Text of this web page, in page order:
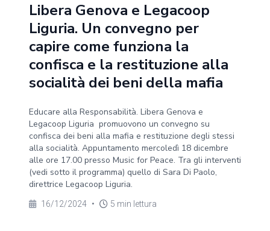
Libera Genova e Legacoop
Liguria. Un convegno per
capire come funziona la
confisca e la restituzione alla
socialità dei beni della mafia
Educare alla Responsabilità. Libera Genova e
Legacoop Liguria promuovono un convegno su
confisca dei beni alla mafia e restituzione degli stessi
alla socialità. Appuntamento mercoledì 18 dicembre
alle ore 17.00 presso Music for Peace. Tra gli interventi
(vedi sotto il programma) quello di Sara Di Paolo,
direttrice Legacoop Liguria.
16/12/2024 • 5 min lettura